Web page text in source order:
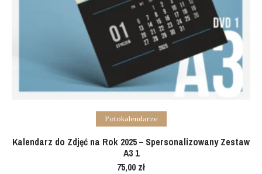
Add to cart
Fotokalendarze
Kalendarz do Zdjęć na Rok 2025 – Spersonalizowany Zestaw
A3 1
75,00 zł